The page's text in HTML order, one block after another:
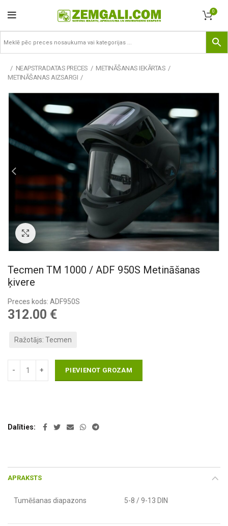
0
NEAPSTRADATAS PRECES
METINĀŠANAS IEKĀRTAS
METINĀŠANAS AIZSARGI
Tecmen TM 1000 / ADF 950S Metināšanas
ķivere
Preces kods: ADF950S
312.00 €
Ražotājs: Tecmen
PIEVIENOT GROZAM
Dalīties
APRAKSTS
Tumēšanas diapazons 5-8 / 9-13 DIN